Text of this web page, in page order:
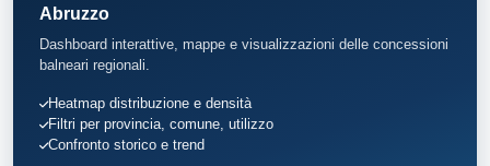
Abruzzo
Dashboard interattive, mappe e visualizzazioni delle concessioni
balneari regionali.
Heatmap distribuzione e densità
Filtri per provincia, comune, utilizzo
Confronto storico e trend